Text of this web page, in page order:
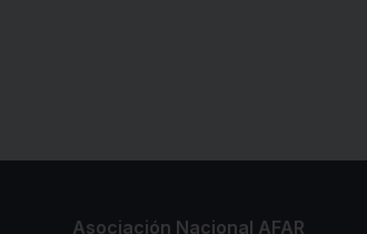
Asociación Nacional AFAR